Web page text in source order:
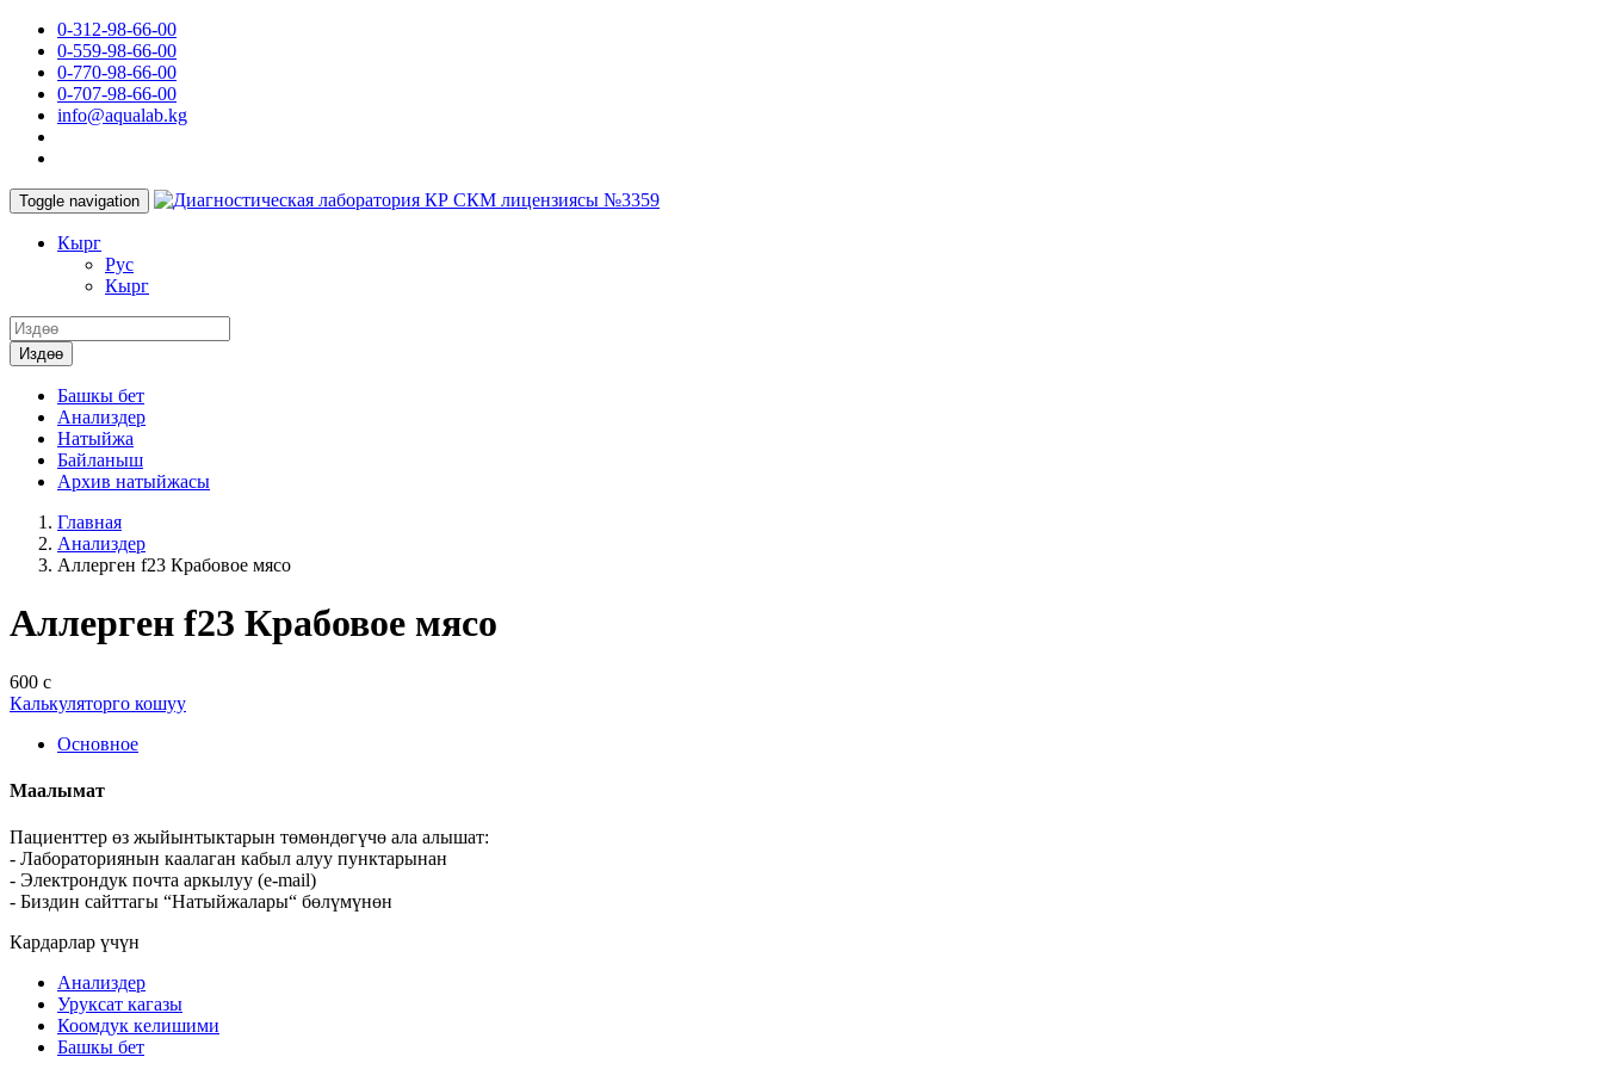
0-312-98-66-00
0-559-98-66-00
0-770-98-66-00
0-707-98-66-00
info@aqualab.kg
Toggle navigation КР СКМ лицензиясы №3359
Кырг
Руc
Кырг
Издөө
Башкы бет
Анализдер
Натыйжа
Байланыш
Архив натыйжасы
Главная
Анализдер
Аллерген f23 Крабовое мясо
Аллерген f23 Крабовое мясо
600 с
Калькуляторго кошуу
Основное
Маалымат
Пациенттер өз жыйынтыктарын төмөндөгүчө ала алышат:
- Лабораториянын каалаган кабыл алуу пунктарынан
- Электрондук почта аркылуу (e-mail)
- Биздин сайттагы “Натыйжалары“ бөлүмүнөн
Кардарлар үчүн
Анализдер
Уруксат кагазы
Коомдук келишими
Башкы бет